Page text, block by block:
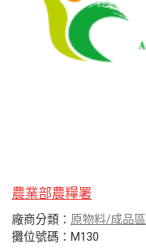
農業部農糧署
廠商分類： 原物料/成品區
攤位號碼：M130